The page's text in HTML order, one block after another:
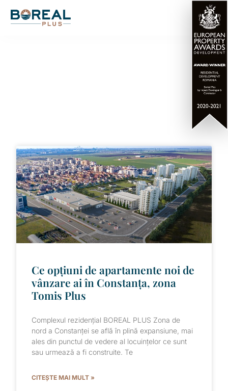
Articole blog LUXURIA
Ce opțiuni de apartamente noi de
vânzare ai în Constanța, zona
Tomis Plus
Complexul rezidențial BOREAL PLUS Zona de
nord a Constanței se află în plină expansiune, mai
ales din punctul de vedere al locuințelor ce sunt
sau urmează a fi construite. Te
CITEȘTE MAI MULT »